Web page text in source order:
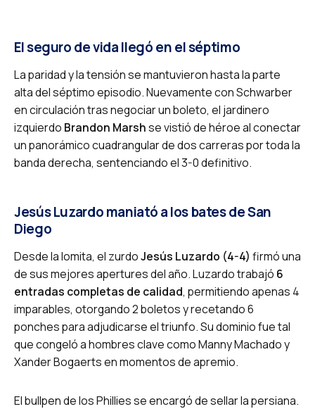
El seguro de vida llegó en el séptimo
La paridad y la tensión se mantuvieron hasta la parte
alta del séptimo episodio. Nuevamente con Schwarber
en circulación tras negociar un boleto, el jardinero
izquierdo Brandon Marshse vistió de héroe al conectar
un panorámico cuadrangular de dos carreras por toda la
banda derecha, sentenciando el 3-0 definitivo.
Jesús Luzardo maniató a los bates de San
Diego
Desde la lomita, el zurdoJesús Luzardo (4-4) firmó una
de sus mejores apertures del año. Luzardo trabajó 6
entradas completas de calidad, permitiendo apenas 4
imparables, otorgando 2 boletos y recetando 6
ponches para adjudicarse el triunfo. Su dominio fue tal
que congeló a hombres clave como Manny Machado y
Xander Bogaerts en momentos de apremio.
El bullpen de los Phillies se encargó de sellar la persiana.